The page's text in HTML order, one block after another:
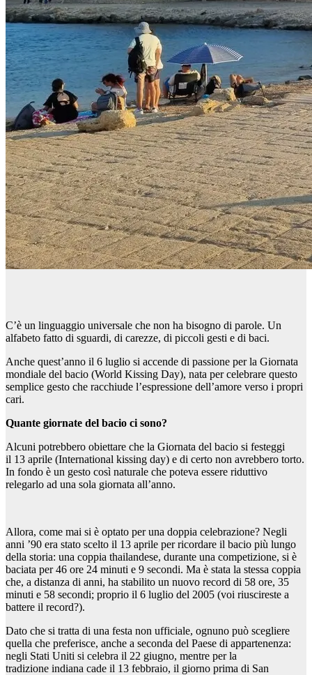
C’è un linguaggio universale che non ha bisogno di parole. Un
alfabeto fatto di sguardi, di carezze, di piccoli gesti e di baci.
Anche quest’anno il 6 luglio si accende di passione per la Giornata
mondiale del bacio (World Kissing Day), nata per celebrare questo
semplice gesto che racchiude l’espressione dell’amore verso i propri
cari.
Quante giornate del bacio ci sono?
Alcuni potrebbero obiettare che la Giornata del bacio si festeggi
il 13 aprile (International kissing day) e di certo non avrebbero torto.
In fondo è un gesto così naturale che poteva essere riduttivo
relegarlo ad una sola giornata all’anno.
Allora, come mai si è optato per una doppia celebrazione? Negli
anni ’90 era stato scelto il 13 aprile per ricordare il bacio più lungo
della storia: una coppia thailandese, durante una competizione, si è
baciata per 46 ore 24 minuti e 9 secondi. Ma è stata la stessa coppia
che, a distanza di anni, ha stabilito un nuovo record di 58 ore, 35
minuti e 58 secondi; proprio il 6 luglio del 2005 (voi riuscireste a
battere il record?).
Dato che si tratta di una festa non ufficiale, ognuno può scegliere
quella che preferisce, anche a seconda del Paese di appartenenza:
negli Stati Uniti si celebra il 22 giugno, mentre per la
tradizione indiana cade il 13 febbraio, il giorno prima di San